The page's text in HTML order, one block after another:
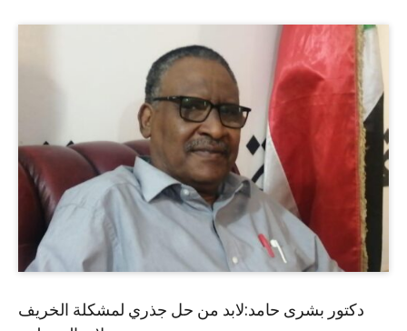
دكتور بشرى حامد:لابد من حل جذري لمشكلة الخريف